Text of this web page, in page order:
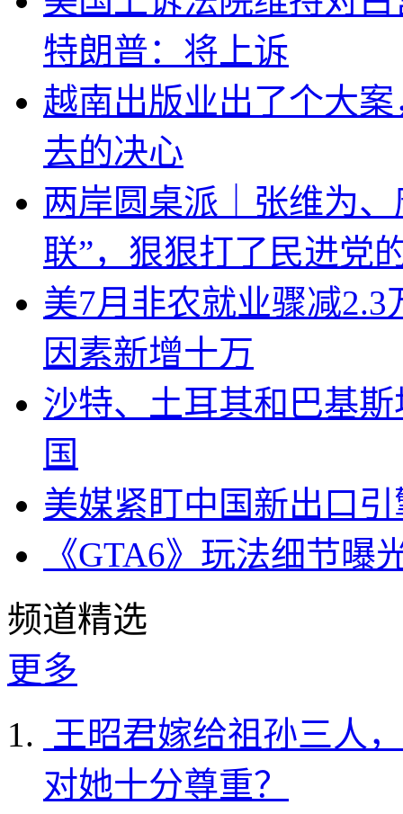
特朗普：将上诉
越南出版业出了个大
去的决心
两岸圆桌派｜张维为
联”，狠狠打了民进党
美7月非农就业骤减
因素新增十万
沙特、土耳其和巴基
国
美媒紧盯中国新出口
《GTA6》玩法细节
频道精选
更多
王昭君嫁给祖孙三人
对她十分尊重？